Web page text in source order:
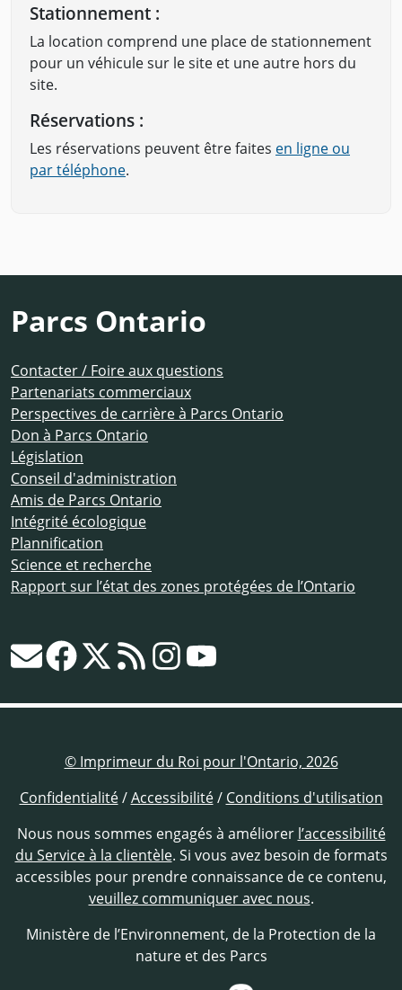
Stationnement :
La location comprend une place de stationnement
pour un véhicule sur le site et une autre hors du
site.
Réservations :
Les réservations peuvent être faites en ligne ou
par téléphone.
Parcs Ontario
Contacter / Foire aux questions
Partenariats commerciaux
Perspectives de carrière à Parcs Ontario
Don à Parcs Ontario
Législation
Conseil d'administration
Amis de Parcs Ontario
Intégrité écologique
Plannification
Science et recherche
Rapport sur l’état des zones protégées de l’Ontario
© Imprimeur du Roi pour l'Ontario, 2026
Confidentialité/Accessibilité/ Conditions d'utilisation
Nous nous sommes engagés à améliorer l’accessibilité
du Service à la clientèle. Si vous avez besoin de formats
accessibles pour prendre connaissance de ce contenu,
veuillez communiquer avec nous.
Ministère de l’Environnement, de la Protection de la
nature et des Parcs